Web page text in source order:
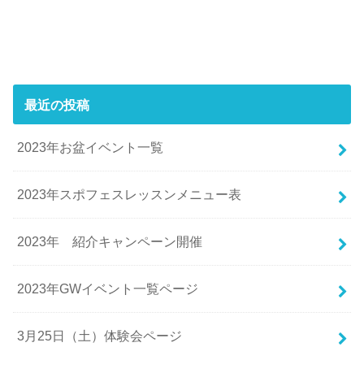
最近の投稿
2023年お盆イベント一覧
2023年スポフェスレッスンメニュー表
2023年 紹介キャンペーン開催
2023年GWイベント一覧ページ
3月25日（土）体験会ページ